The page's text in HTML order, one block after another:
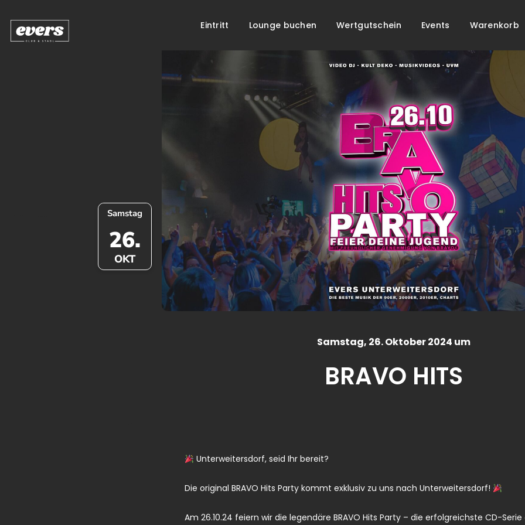
Eintritt Lounge buchen Wertgutschein Events Warenkorb
Samstag
26.
OKT
Samstag, 26. Oktober 2024 um
BRAVO HITS
Unterweitersdorf, seid Ihr bereit?
Die original BRAVO Hits Party kommt exklusiv zu uns nach Unterweitersdorf!
Am 26.10.24 feiern wir die legendäre BRAVO Hits Party – die erfolgreichste CD-